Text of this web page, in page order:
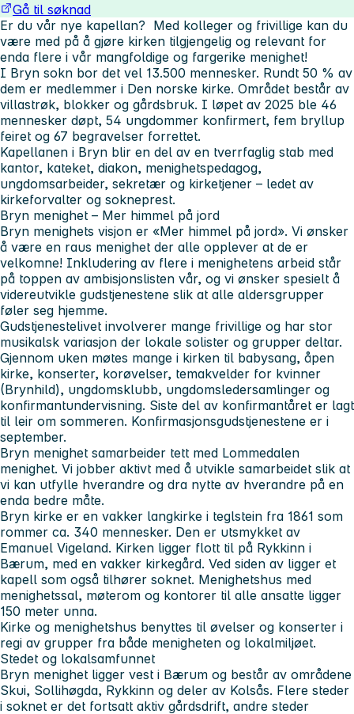
Gå til søknad
Er du vår nye kapellan? Med kolleger og frivillige kan du
være med på å gjøre kirken tilgjengelig og relevant for
enda flere i vår mangfoldige og fargerike menighet!
I Bryn sokn bor det vel 13.500 mennesker. Rundt 50 % av
dem er medlemmer i Den norske kirke. Området består av
villastrøk, blokker og gårdsbruk. I løpet av 2025 ble 46
mennesker døpt, 54 ungdommer konfirmert, fem bryllup
feiret og 67 begravelser forrettet.
Kapellanen i Bryn blir en del av en tverrfaglig stab med
kantor, kateket, diakon, menighetspedagog,
ungdomsarbeider, sekretær og kirketjener – ledet av
kirkeforvalter og sokneprest.
Bryn menighet – Mer himmel på jord
Bryn menighets visjon er «Mer himmel på jord». Vi ønsker
å være en raus menighet der alle opplever at de er
velkomne! Inkludering av flere i menighetens arbeid står
på toppen av ambisjonslisten vår, og vi ønsker spesielt å
videreutvikle gudstjenestene slik at alle aldersgrupper
føler seg hjemme.
Gudstjenestelivet involverer mange frivillige og har stor
musikalsk variasjon der lokale solister og grupper deltar.
Gjennom uken møtes mange i kirken til babysang, åpen
kirke, konserter, korøvelser, temakvelder for kvinner
(Brynhild), ungdomsklubb, ungdomsledersamlinger og
konfirmantundervisning. Siste del av konfirmantåret er lagt
til leir om sommeren. Konfirmasjonsgudstjenestene er i
september.
Bryn menighet samarbeider tett med Lommedalen
menighet. Vi jobber aktivt med å utvikle samarbeidet slik at
vi kan utfylle hverandre og dra nytte av hverandre på en
enda bedre måte.
Bryn kirke er en vakker langkirke i teglstein fra 1861 som
rommer ca. 340 mennesker. Den er utsmykket av
Emanuel Vigeland. Kirken ligger flott til på Rykkinn i
Bærum, med en vakker kirkegård. Ved siden av ligger et
kapell som også tilhører soknet. Menighetshus med
menighetssal, møterom og kontorer til alle ansatte ligger
150 meter unna.
Kirke og menighetshus benyttes til øvelser og konserter i
regi av grupper fra både menigheten og lokalmiljøet.
Stedet og lokalsamfunnet
Bryn menighet ligger vest i Bærum og består av områdene
Skui, Sollihøgda, Rykkinn og deler av Kolsås. Flere steder
i soknet er det fortsatt aktiv gårdsdrift, andre steder